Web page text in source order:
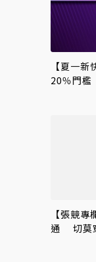
【夏一
20％門
【張競
通 切莫